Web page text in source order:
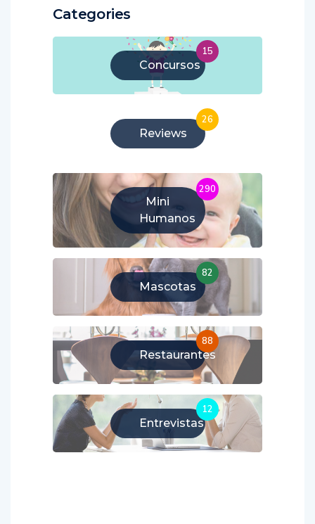
Categories
Concursos
15
Reviews
26
Mini
Humanos
290
Mascotas
82
Restaurantes
88
Entrevistas
12